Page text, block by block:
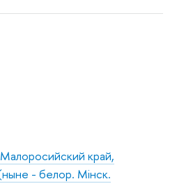
край,
- белор. Мiнск.